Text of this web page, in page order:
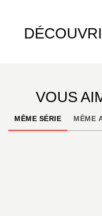
VOUS
MÊME SÉRIE MÊME